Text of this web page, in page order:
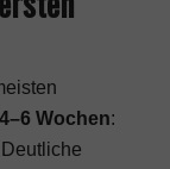
4–6 Wochen: